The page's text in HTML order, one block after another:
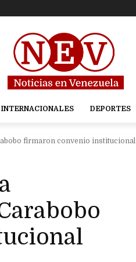
INTERNACIONALES DEPORTES
firmaron convenio institucional